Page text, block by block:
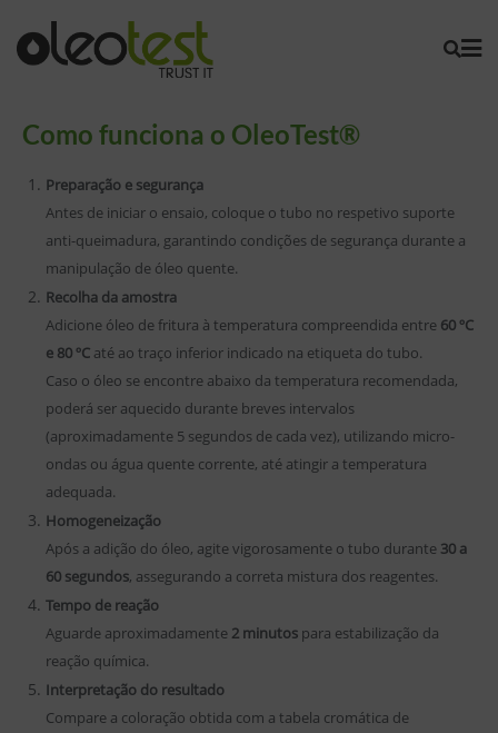
Como funciona o OleoTest®
Preparação e segurança
Antes de iniciar o ensaio, coloque o tubo no respetivo suporte
anti-queimadura, garantindo condições de segurança durante a
manipulação de óleo quente.
Recolha da amostra
Adicione óleo de fritura à temperatura compreendida entre 60 ºC
e 80 ºC até ao traço inferior indicado na etiqueta do tubo.
Caso o óleo se encontre abaixo da temperatura recomendada,
poderá ser aquecido durante breves intervalos
(aproximadamente 5 segundos de cada vez), utilizando micro-
ondas ou água quente corrente, até atingir a temperatura
adequada.
Homogeneização
Após a adição do óleo, agite vigorosamente o tubo durante 30 a
60 segundos, assegurando a correta mistura dos reagentes.
Tempo de reação
Aguarde aproximadamente 2 minutos para estabilização da
reação química.
Interpretação do resultado
Compare a coloração obtida com a tabela cromática de